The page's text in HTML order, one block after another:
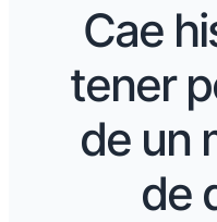
Cae
tener
de un
de